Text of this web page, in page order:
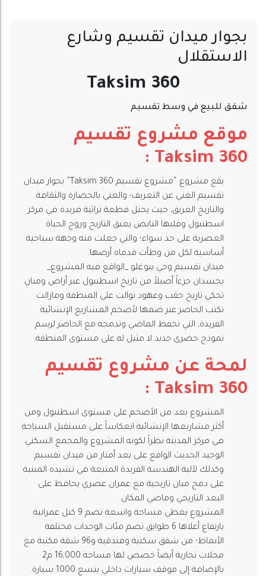
بجوار ميدان تقسيم وشارع
الاستقلال
Taksim 360
شقق للبيع في وسط تقسيم
موقع مشروع تقسيم
Taksim 360 :
يقع مشروع “مشروع تقسيم Taksim 360” بجوار ميدان
تقسيم الغني عن التعريف؛ والغني بالحضارة والثقافة
والتاريخ العريق، حيث يحتل قطعة تراثية فريدة في مركز
اسطنبول وقلبها النابض بعبق التاريخ وروح الحياة
العصرية على حد سواء؛ والتي جعلت منه وجهة سياحية
أساسية لكل من وطأت قدماه أرضها.
ميدان تقسيم وحي بيوغلو _الواقع فيه المشروع_
يجسدان جزءاً أصيلاً من تاريخ اسطنبول عبر أراض ومبانِ
تحكي تاريخ حقب وعهود توالت على المنطقة ومازالت
تكتب الحاضر عبر ضمها لأضخم المشاريع الإنشائية
الفريدة، التي تحفظ الماضي وتدمجه مع الحاضر لرسم
نموذج حضري جديد لا مثيل له على مستوى المنطقة.
لمحة عن مشروع تقسيم
Taksim 360 :
المشروع يعد من الأضخم على مستوى اسطنبول ومن
أكثر مشاريعها الإنشائية انعكاساً على مستقبل السياحة
في مركز المدينة نظراً لكونه المشروع والمجمع السكني
الوحيد الحديث الواقع على بعد أمتار من ميدان تقسيم
وكذلك لآلية الهندسة الفريدة المتبعة في تشيده المبنية
على دمج مبان تاريخية مع عمران عصري يحافظ على
البعد التاريخي وماضي المكان.
المشروع يغطي مساحة واسعة تضم 9 كتل عمرانية
بارتفاع أعلاها 6 طوابق تضم مئات الوحدات مختلفة
الأنماط؛ من شقق سكنية وفندقية و96 شقة مكتبة مع
محلات تجارية أيضاً خصص لها مساحة 16,000 م2
بالإضافة إلى موقف سيارات داخلي يتسع 1000 سيارة.